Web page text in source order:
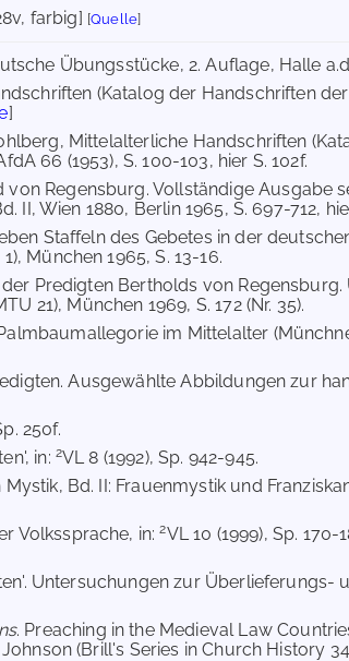
farbig] [Quelle]
Übungsstücke, 2. Auflage, Halle
(Katalog der Handschriften
]
Mittelalterliche Handschriften
66 (1953), S. 100-103, hier S. 102f.
Regensburg. Vollständige Ausgabe
Wien 1880, Berlin 1965, S. 697-712,
Staffeln des Gebetes in der
München 1965, S. 13-16.
Predigten Bertholds von
21), München 1969, S. 172 (Nr. 35).
im Mittelalter
Ausgewählte Abbildungen zur
250f.
in: 2VL 8 (1992), Sp. 942-945.
Bd. II: Frauenmystik und
Volkssprache, in:2VL 10 (1999), Sp. 170-
Untersuchungen zur Überlieferungs-
. Preaching in the Medieval Law
(Brill's Series in Church History